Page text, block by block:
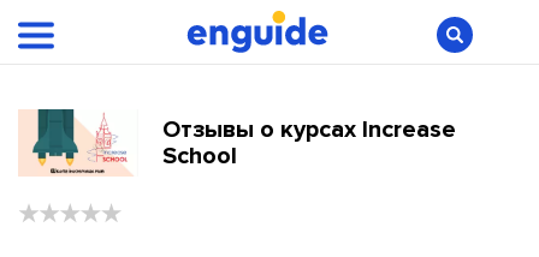
Отзывы о курсах Increase
School